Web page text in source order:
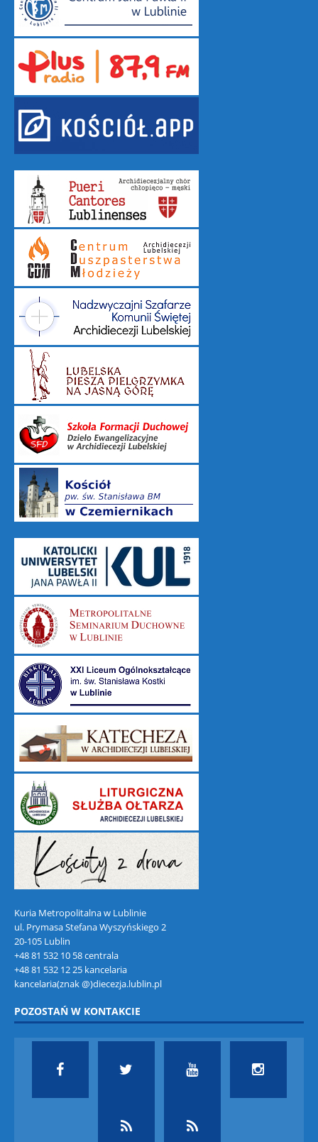
Kuria Metropolitalna w Lublinie
ul. Prymasa Stefana Wyszyńskiego 2
20-105 Lublin
+48 81 532 10 58 centrala
+48 81 532 12 25 kancelaria
kancelaria(znak @)diecezja.lublin.pl
POZOSTAŃ W KONTAKCIE